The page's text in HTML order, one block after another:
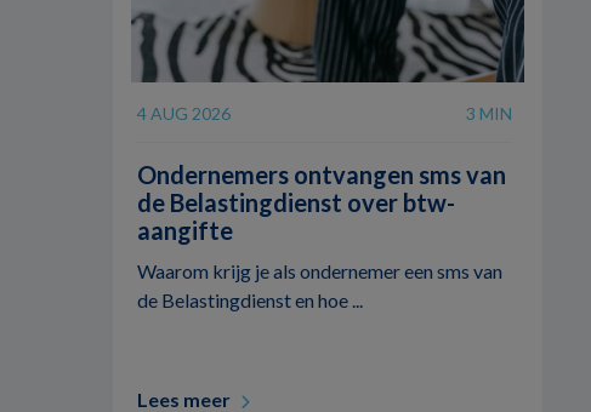
4 AUG 2026 3 MIN
Ondernemers ontvangen sms van
de Belastingdienst over btw-
aangifte
Waarom krijg je als ondernemer een sms van
de Belastingdienst en hoe ...
Lees meer